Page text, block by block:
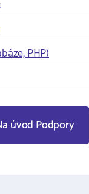
PHP)
úvod Podpory